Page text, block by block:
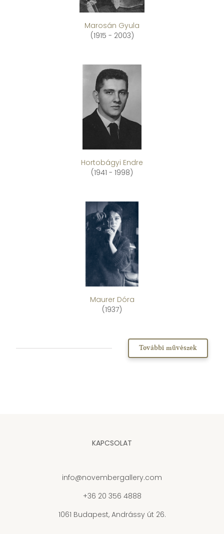
Marosán Gyula
(1915 - 2003)
Hortobágyi Endre
(1941 - 1998)
Maurer Dóra
(1937)
További művészek
KAPCSOLAT
info@novembergallery.com
+36 20 356 4888
1061 Budapest, Andrássy út 26.